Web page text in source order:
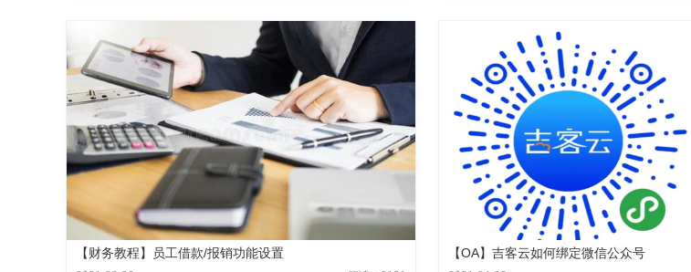
【财务教程】员工借款/报销功能设置 【OA】吉客云如何绑定微信公众号